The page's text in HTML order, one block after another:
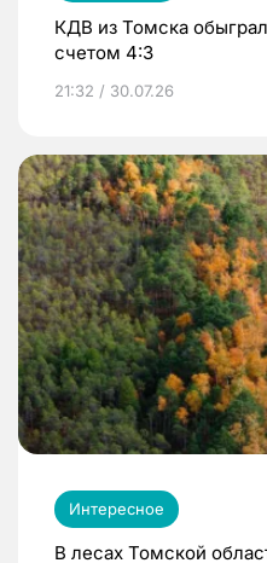
КДВ из Томска
счетом 4:3
21:32 / 30.07.26
Интересное
В лесах Томской